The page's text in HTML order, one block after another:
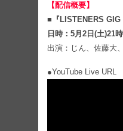
【配信概要】
■『LISTENERS GIG
日時：5月2日(土)21
出演：じん、佐藤大
●YouTube Live URL